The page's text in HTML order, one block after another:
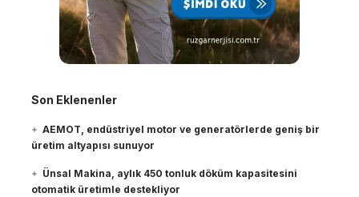
Son Eklenenler
AEMOT, endüstriyel motor ve generatörlerde geniş bir
üretim altyapısı sunuyor
Ünsal Makina, aylık 450 tonluk döküm kapasitesini
otomatik üretimle destekliyor